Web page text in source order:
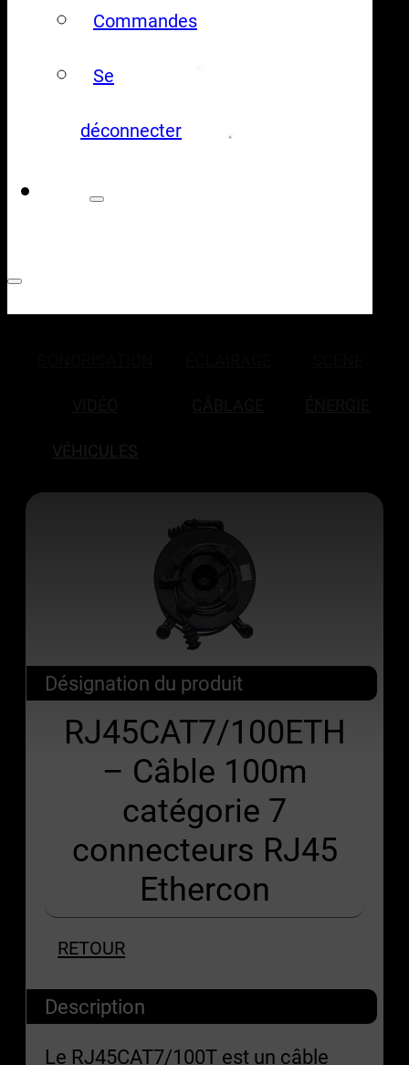
Commandes
Se
déconnecter
VÉHICULES
Désignation du produit
RJ45CAT7/100ETH
– Câble 100m
catégorie 7
connecteurs RJ45
Ethercon
RETOUR
Description
Le RJ45CAT7/100T est un câble